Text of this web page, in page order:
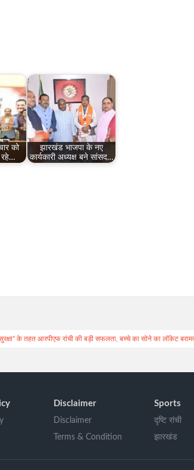
को
रहे…
झारखंड भाजपा के नए
कार्यकारी अध्यक्ष बने सांसद…
के तहत आरपीएफ रांची की बड़ी सफलता, बच्चे का सोने का लॉकेट
Disclaimer
Disclaimer
Terms & Condition
Sports
दृष्टि रांची
झारखंड